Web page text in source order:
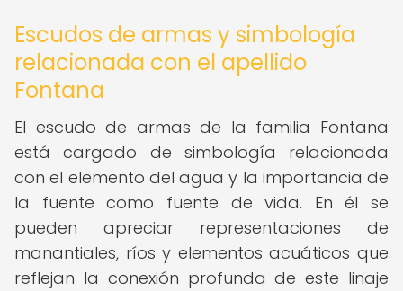
Escudos de armas y simbología
relacionada con el apellido
Fontana
El escudo de armas de la familia Fontana
está cargado de simbología relacionada
con el elemento del agua y la importancia de
la fuente como fuente de vida. En él se
pueden apreciar representaciones de
manantiales, ríos y elementos acuáticos que
reflejan la conexión profunda de este linaje